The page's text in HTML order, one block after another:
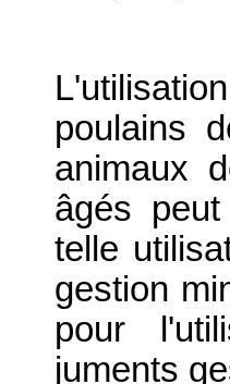
poulains
animaux
âgés
telle
gestion
pour
juments